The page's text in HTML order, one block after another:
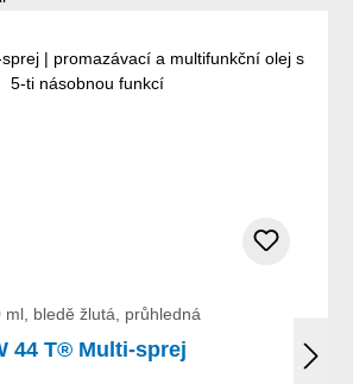
ml, bledě žlutá, průhledná
44 T® Multi-sprej